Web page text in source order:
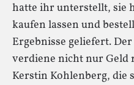
hatte ihr unterstellt, sie
kaufen lassen und
Ergebnisse geliefert.
verdiene nicht nur Geld
Kerstin Kohlenberg,